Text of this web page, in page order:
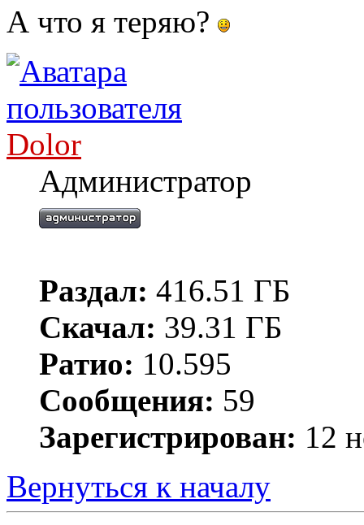
А что я теряю?
Dolor
Администратор
Раздал: 416.51 ГБ
Скачал: 39.31 ГБ
Ратио: 10.595
Сообщения: 59
Зарегистрирован: 12
Вернуться к началу